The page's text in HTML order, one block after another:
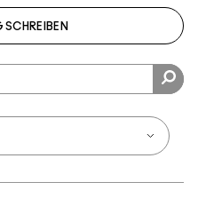
SCHREIBEN